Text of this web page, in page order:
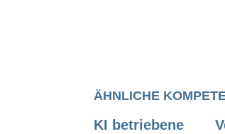
ÄHNLICHE
KI betriebene